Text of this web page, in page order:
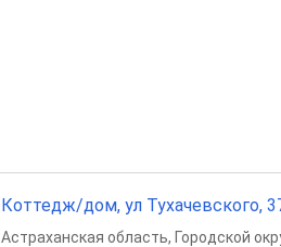
Коттедж/дом, ул Тухачевского,
Астраханская область, Городской